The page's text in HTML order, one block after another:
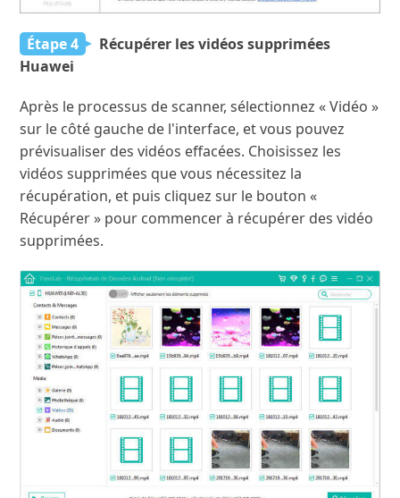
Étape 4
Récupérer les vidéos supprimées
Huawei
Après le processus de scanner, sélectionnez « Vidéo »
sur le côté gauche de l'interface, et vous pouvez
prévisualiser des vidéos effacées. Choisissez les
vidéos supprimées que vous nécessitez la
récupération, et puis cliquez sur le bouton «
Récupérer » pour commencer à récupérer des vidéo
supprimées.